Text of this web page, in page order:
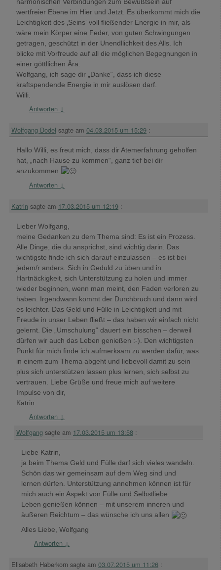
wertfreier Ebene im Hier und Jetzt. Es überkommt mich die
Leichtigkeit des ‚Seins‘ voll fließender Energie in mir, als
wäre mein Körper eine Feder, von guten Schwingungen
getragen, geschützt in der Unendllichkeit des Alls. Ich
blicke mit Vorfreude auf all die möglichen Begegnungen in
einer göttllichen Ära.
Wolfgang, ich sage dir „Danke“, dass ich diese
kraftspendende Energie in mir auslösen darf.
Willi.
Antworten ↓
Wolfgang Dodel sagte am 04.03.2015 um 15:29 :
Hallo Willi, es freut mich, dass dir Atemerfahrung geholfen
hat, „nach Hause zu kommen“, ganz tief bei dir
anzukommen
Antworten ↓
Katrin sagte am 17.03.2015 um 12:19 :
Lieber Wolfgang,
meine Gedanken zu dem Thema sind: Es ist ein Prozess.
Alle Dinge, die du ansprichst, sind wichtig darin. Das
wichtigste finde ich sich darauf einzulassen – es ist bei
jedem/r anders. Sich in Geduld zu üben und in
Hartnäckigkeit, sich Unterstützung zu holen und immer
wieder beginnen, wenn man meint, den Faden verloren zu
haben. Irgendwann kommt der Durchbruch und dann wird
es leichter. Das Geld und Fülle in Leichtigkeit und mit
Freude in unser Leben fließt – das haben wir einfach nicht
gelernt. Die „Umschulung“ dauert ein bisschen – derweil
dürfen wir auch das Leben genießen :-). Den wichtigsten
Punkt für mich finde ich aufmerksam zu werden dafür, was
in einem zum Thema abgeht und liebevoll damit zu sein
plus sich unterstützen lassen plus lernen, sich selbst zu
vertrauen. Liebe Grüße und freue mich auf weitere
Impulse von dir,
Katrin
Antworten ↓
Wolfgang sagte am 17.03.2015 um 13:58 :
Liebe Katrin,
ja beim Thema Geld und Fülle darf sich vieles wandeln.
Schön das wir gemeinsam auf dem Weg sind und
lernen dürfen. Unterstützung annehmen können ist für
mich auch ein Aspekt von Fülle und Selbstliebe.
Leben genießen können – mit unserem inneren und
äußeren Reichtum – das wünsche ich uns allen
Alles Liebe, Wolfgang
Antworten ↓
Elisabeth Haberkorn sagte am 03.07.2015 um 11:26 :